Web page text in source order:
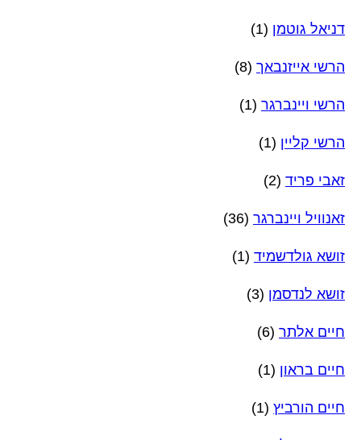
דניאל גוטמן (1)
הרשי אייזנבאך (8)
הרשי ויינברגר (1)
הרשי קליין (1)
זאבי פריד (2)
זאנוויל ויינברגר (36)
זושא גולדשמיד (1)
זושא לנדסמן (3)
חיים אלתר (6)
חיים בראון (1)
חיים הורביץ (1)